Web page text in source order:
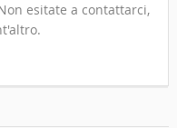
esitate a contattarci,